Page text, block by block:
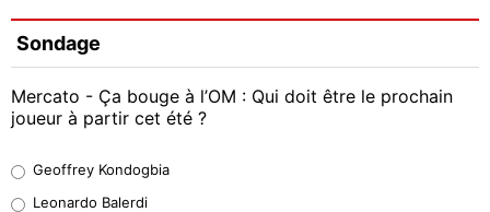
Sondage
Mercato - Ça bouge à l’OM : Qui doit être le prochain
joueur à partir cet été ?
38%
Geoffrey Kondogbia
Leonardo Balerdi